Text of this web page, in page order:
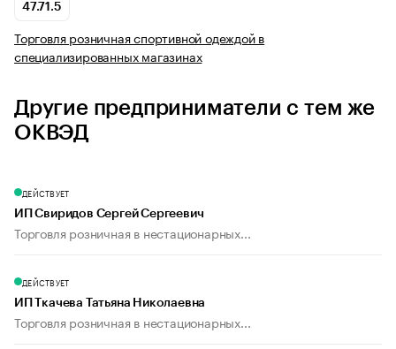
47.71.5
Торговля розничная спортивной одеждой в
специализированных магазинах
Другие предприниматели с тем же
ОКВЭД
ДЕЙСТВУЕТ
ИП Свиридов Сергей Сергеевич
Торговля розничная в нестационарных...
ДЕЙСТВУЕТ
ИП Ткачева Татьяна Николаевна
Торговля розничная в нестационарных...